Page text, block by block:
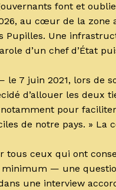
font et
au cœur de la zone
Pupilles. Une
d’un chef d’État
7 juin 2021, lors de
d’allouer les
pour faciliter
de notre pays. » La
tous ceux qui ont
— une
une interview